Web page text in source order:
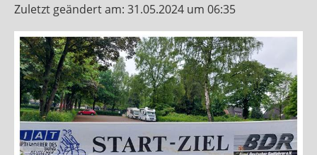
Zuletzt geändert am: 31.05.2024 um 06:35